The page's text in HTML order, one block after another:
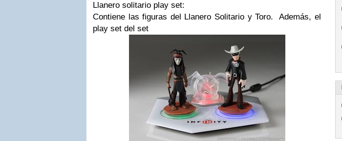
Llanero solitario play set:
Contiene las figuras del Llanero Solitario y Toro. Además, el
play set del set